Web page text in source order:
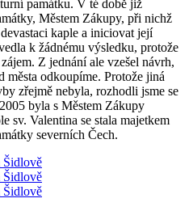
památku. V té době již
Městem Zákupy, při nichž
kaple a iniciovat její
k žádnému výsledku, protože
Z jednání ale vzešel návrh,
odkoupíme. Protože jiná
zřejmě nebyla, rozhodli jsme se
byla s Městem Zákupy
sv. Valentina se stala majetkem
severních Čech.